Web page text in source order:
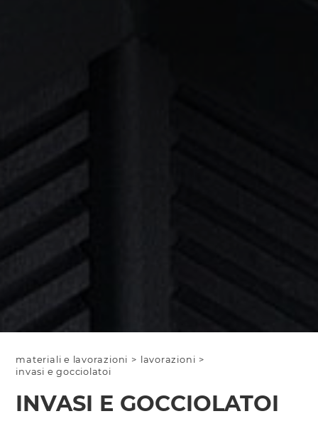
materiali e lavorazioni > lavorazioni >
invasi e gocciolatoi
INVASI E GOCCIOLATOI